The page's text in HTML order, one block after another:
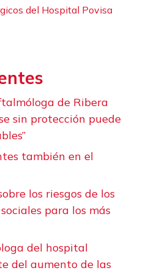
del Hospital Povisa
de Ribera
sin protección puede
también en el
los riesgos de los
para los más
del hospital
del aumento de las